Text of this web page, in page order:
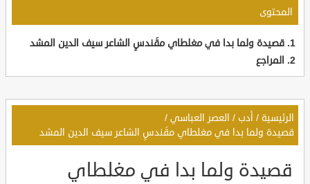
المحتوى
قصيدة ولما بدا في مغلطاي مقَندسٍ الشاعر سيف الدين المشد
المراجع
الرئيسية / أدب / العصر العباسي /
قصيدة ولما بدا في مغلطاي مقَندسٍ الشاعر سيف الدين المشد
قصيدة ولما بدا في مغلطاي